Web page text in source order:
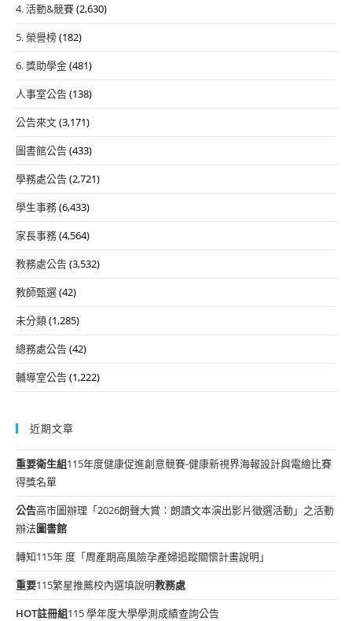
4. 活動&競賽(2,630)
5. 榮譽榜(182)
6. 獎助學金(481)
人事室公告(138)
公告來文(3,171)
圖書館公告(433)
學務處公告(2,721)
學生事務(6,433)
家長事務(4,564)
教務處公告(3,532)
教師甄選(42)
未分類(1,285)
總務處公告(42)
輔導室公告(1,222)
近期文章
重要衛生組115年度健康促進創意競賽-健康新視界海報設計與電繪比賽
得獎名單
公告高市圖辦理「2026朗聲大賞：朗讀文本演出影片徵選活動」之活動
辦法圖書館
轉知115年 度「周產期高風險孕產婦追蹤關懷計畫說明」
重要115繁星推薦校內選填說明教務處
HOT註冊組115 學年度大學學測成績查詢公告